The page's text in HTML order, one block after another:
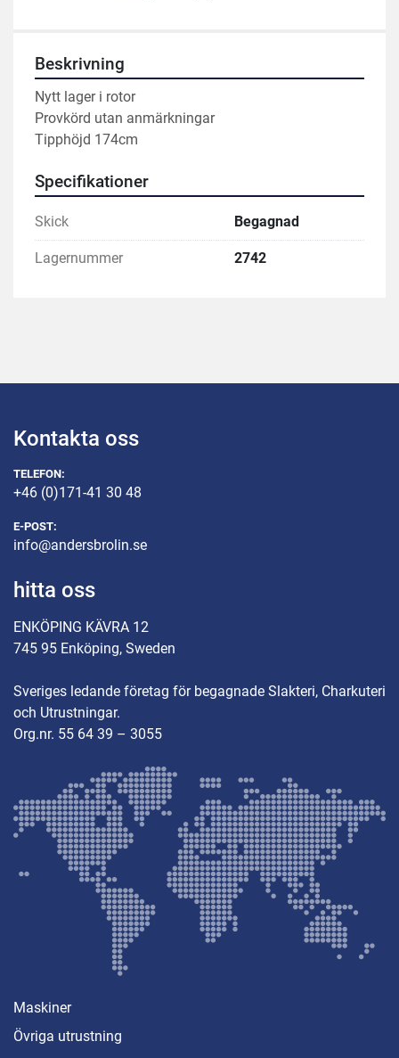
Beskrivning
Nytt lager i rotor
Provkörd utan anmärkningar
Tipphöjd 174cm
Specifikationer
Skick Begagnad
Lagernummer 2742
Kontakta oss
TELEFON:
+46 (0)171-41 30 48
E-POST:
info@andersbrolin.se
hitta oss
ENKÖPING KÄVRA 12
745 95 Enköping, Sweden
Sveriges ledande företag för begagnade Slakteri, Charkuteri
och Utrustningar.
Org.nr. 55 64 39 – 3055
Maskiner
Övriga utrustning